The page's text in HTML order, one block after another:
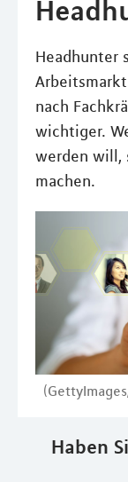
Headhunter
nach
wichtiger.
werden will,
machen.
Haben